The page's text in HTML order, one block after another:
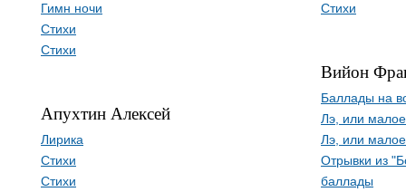
Гимн ночи
Стихи
Стихи
Апухтин Алексей
Лирика
Стихи
Стихи
Стихи
Вийон
Баллады на
Лэ, или
Лэ, или
Отрывки из
баллады